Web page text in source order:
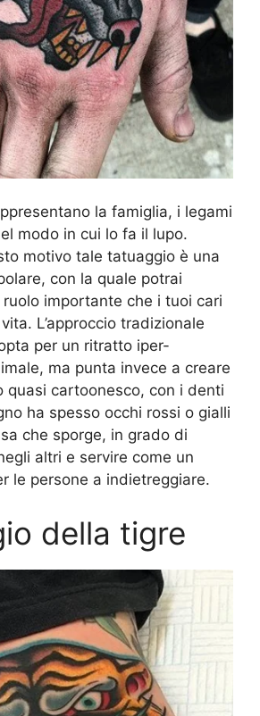
la famiglia, i legami
modo in cui lo fa il lupo.
motivo tale tatuaggio è una
con la quale potrai
importante che i tuoi cari
L’approccio tradizionale
per un ritratto iper-
ma punta invece a creare
quasi cartoonesco, con i denti
ha spesso occhi rossi o gialli
che sporge, in grado di
altri e servire come un
le persone a indietreggiare.
della tigre